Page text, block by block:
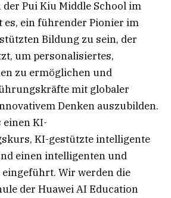
der Pui Kiu Middle School im
es, ein führender Pionier im
Bildung zu sein, der
um personalisiertes,
zu ermöglichen und
mit globaler
Denken auszubilden.
einen KI-
KI-gestützte intelligente
einen intelligenten und
Wir werden die
der Huawei AI Education